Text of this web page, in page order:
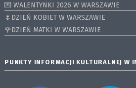
💌 WALENTYNKI 2026 W WARSZAWIE
🌷DZIEŃ KOBIET W WARSZAWIE
🌹DZIEŃ MATKI W WARSZAWIE
PUNKTY INFORMACJI KULTURALNEJ W